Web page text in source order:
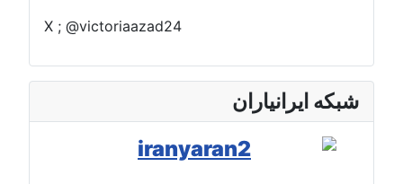
X ; @victoriaazad24
شبکه ایرانیاران